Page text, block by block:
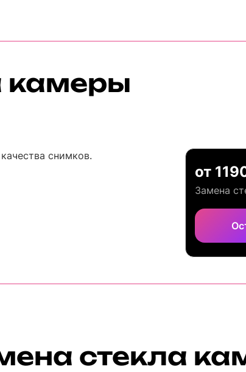
камеры
снимков.
от
Замена
стекла